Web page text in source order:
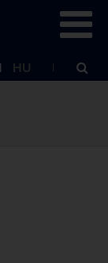
HU